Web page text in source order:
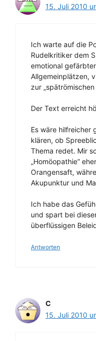
15. Juli 2010
Ich warte auf die
Rudelkritiker dem
emotional
Allgemeinplätzen,
zur
Der Text erreicht
Es wäre hilfreicher
klären, ob
Thema redet. Mir
„Homöopathie“
Orangensaft,
Akupunktur und
Ich habe das
und spart bei
überflüssigen
Antworten
C
15. Juli 2010